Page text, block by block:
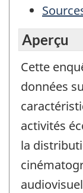
Aperçu
Cette
données
activités
la